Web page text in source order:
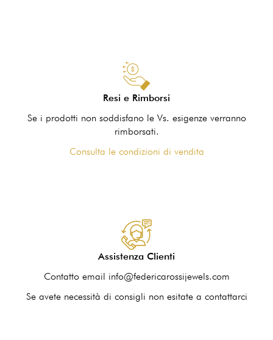
Resi e Rimborsi
Se i prodotti non soddisfano le Vs. esigenze verranno
rimborsati.
Consulta le condizioni di vendita
Assistenza Clienti
Contatto email info@federicarossijewels.com
Se avete necessità di consigli non esitate a contattarci